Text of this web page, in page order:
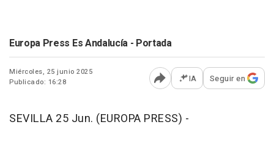
Europa Press Es Andalucía - Portada
Miércoles, 25 junio 2025
Publicado: 16:28
Abrir opciones para
IA Seguir en
SEVILLA 25 Jun. (EUROPA PRESS) -